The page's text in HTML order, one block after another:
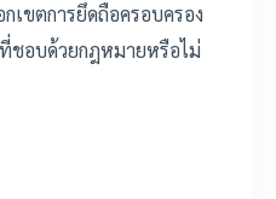
ขตการยึดถือครอบครอง
ชอบด้วยกฎหมายหรือไม่